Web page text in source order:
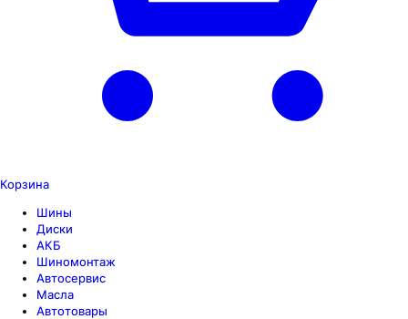
Корзина
Шины
Диски
АКБ
Шиномонтаж
Автосервис
Масла
Автотовары